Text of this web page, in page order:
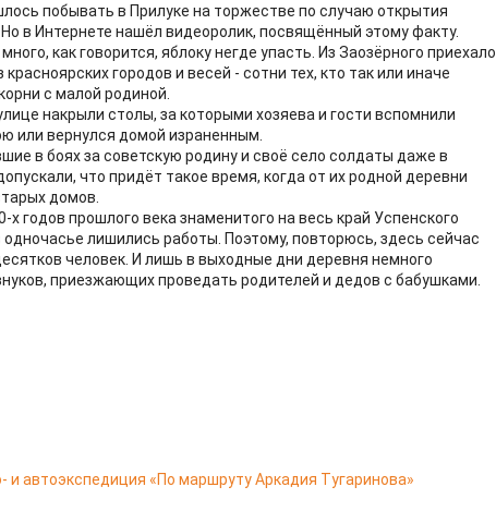
побывать в Прилуке на торжестве по случаю открытия
в Интернете нашёл видеоролик, посвящённый этому факту.
как говорится, яблоку негде упасть. Из Заозёрного приехало
городов и весей - сотни тех, кто так или иначе
с малой родиной.
накрыли столы, за которыми хозяева и гости вспомнили
или вернулся домой израненным.
в боях за советскую родину и своё село солдаты даже в
что придёт такое время, когда от их родной деревни
домов.
х годов прошлого века знаменитого на весь край Успенского
одночасье лишились работы. Поэтому, повторюсь, здесь сейчас
человек. И лишь в выходные дни деревня немного
приезжающих проведать родителей и дедов с бабушками.
автоэкспедиция «По маршруту Аркадия Тугаринова»